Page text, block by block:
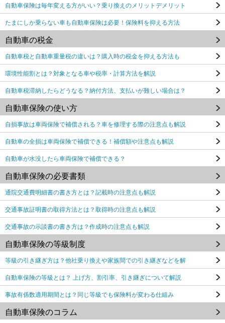
自動車保険は毎年変える方がいい？乗り換えのメリットデメリット
たまにしか乗らない車も自動車保険は必要！保険料を抑える方法
自動車の税金
自動車税と自動車重量税の違いは？購入時の税金を抑える方法も
環境性能割とは？対象となる車や税率・計算方法を解説
自動車税滞納したらどうなる？納付方法、支払いが難しい場合は？
自動車保険の使い方
自損事故は車両保険で補償される？車を修理する際の注意点も解説
自動車の全損は車両保険で補償できる！補償額や注意点も解説
自動車が水没したら車両保険で補償できる？
自動車保険の必要書類
通院交通費明細書の書き方とは？記載時の注意点も解説
交通事故証明書の取得方法とは？取得時の注意点も解説
交通事故の示談書の書き方は？作成時の注意点も解説
自動車保険の等級制度
等級の引き継ぎ方は？他社乗り換えや家族間での引き継ぎなどを解
自動車保険の等級とは？ 上げ方、割引率、引き継ぎについて解説
事故有係数適用期間とは？同じ等級でも保険料が変わる仕組み
自動車保険のコラム